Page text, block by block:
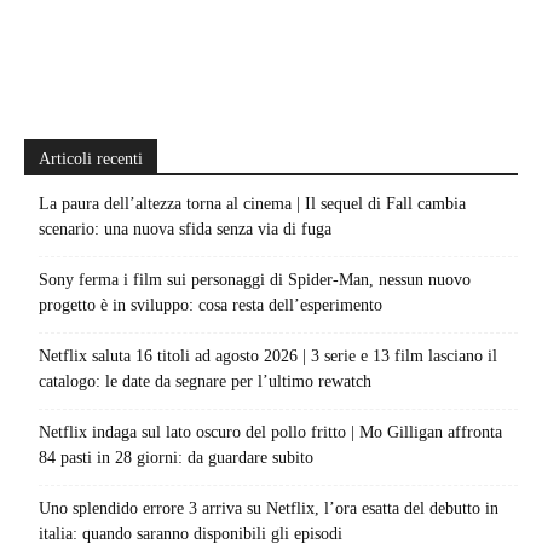
Articoli recenti
La paura dell’altezza torna al cinema | Il sequel di Fall cambia
scenario: una nuova sfida senza via di fuga
Sony ferma i film sui personaggi di Spider-Man, nessun nuovo
progetto è in sviluppo: cosa resta dell’esperimento
Netflix saluta 16 titoli ad agosto 2026 | 3 serie e 13 film lasciano il
catalogo: le date da segnare per l’ultimo rewatch
Netflix indaga sul lato oscuro del pollo fritto | Mo Gilligan affronta
84 pasti in 28 giorni: da guardare subito
Uno splendido errore 3 arriva su Netflix, l’ora esatta del debutto in
italia: quando saranno disponibili gli episodi